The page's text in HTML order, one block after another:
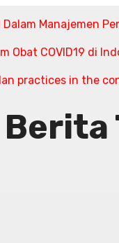
Manajemen
Obat COVID19 di
practices in the
Berita